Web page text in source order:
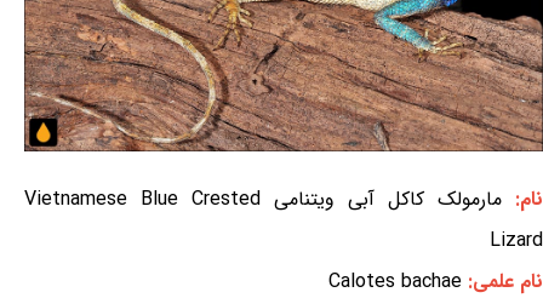
نام:
مارمولک کاکل آبی ویتنامی Vietnamese Blue Crested
Lizard
نام علمی: Calotes bachae